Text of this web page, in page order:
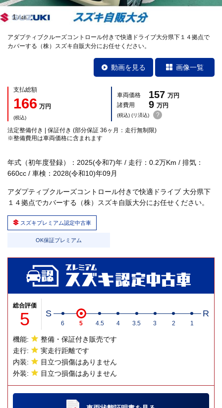
アダプティブクルーズコントロール付きで快適ドライブ大分県下１４拠点で
カバーする（株）スズキ自販大分にお任せください。
1/ 46
動画を見る 画像一覧
支払総額
166 万円
(税込)
車両価格 157 万円
諸費用
9 万円
(税込) (リ済込) ?
法定整備付き | 保証付き (部分保証 36ヶ月：走行無制限)
※整備費用は車両価格に含まれます
年式（初年度登録）：2025(令和7)年 / 走行：0.2万Km / 排気：
660cc / 車検：2028(令和10)年09月
アダプティブクルーズコントロール付きで快適ドライブ 大分県下
１４拠点でカバーする（株）スズキ自販大分にお任せください。
スズキプレミアム認定中古車
OK保証プレミアム
総合評価
5 S R
6 5 4.5 4 3.5 3 2 1
機能:
整備・保証付き販売です
走行:
実走行距離です
内装:
目立つ損傷はありません
外装:
目立つ損傷はありません